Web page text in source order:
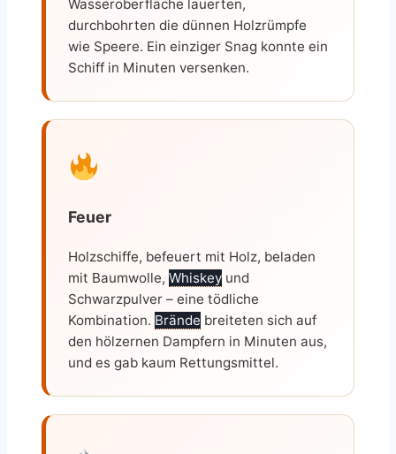
Wasseroberfläche lauerten,
durchbohrten die dünnen Holzrümpfe
wie Speere. Ein einziger Snag konnte ein
Schiff in Minuten versenken.
Feuer
Holzschiffe, befeuert mit Holz, beladen
mit Baumwolle, Whiskey und
Schwarzpulver – eine tödliche
Kombination. Brände breiteten sich auf
den hölzernen Dampfern in Minuten aus,
und es gab kaum Rettungsmittel.